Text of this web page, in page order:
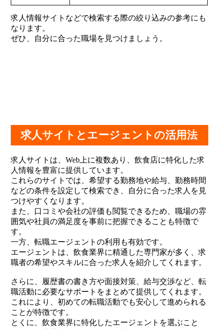
求人情報サイトなどで検索する際の絞り込みの参考にも
なります。
ぜひ、自分に合った職場を見つけましょう。
求人サイトとエージェントの活用法
求人サイトは、Web上に複数あり、飲食店に特化した求
人情報を豊富に提供しています。
これらのサイトでは、希望する勤務地や給与、勤務時間
などの条件を設定して検索でき、自分に合った求人を見
つけやすくなります。
また、口コミや会社の評価も閲覧できるため、職場の雰
囲気や社員の満足度を事前に把握できることも特徴で
す。
一方、転職エージェントの利用も有効です。
エージェントは、飲食業界に精通した専門家が多く、求
職者の希望やスキルに合った求人を紹介してくれます。
さらに、履歴書の書き方や面接対策、給与交渉など、転
職活動に必要なサポートをまとめて提供してくれます。
これにより、初めての転職活動でも安心して進められる
ことが特徴です。
とくに、飲食業界に特化したエージェントを選ぶこと